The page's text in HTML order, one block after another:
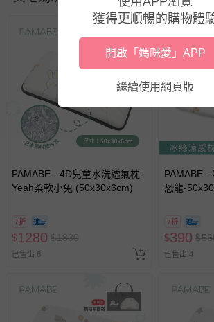
至媽咪愛 LINE@客服ID: @mamilove
與服務，謝謝。
針對滿件折/滿額贈…等活動，如因部份
留商品未達活動門檻，將以原價計算，
部分商品依據消費者保護法的規定，不
豫期範圍：
易於腐敗、保存期限較短或解約時
商品、食品等）。
客製化商品（例如客製生日書、姓名
經消費者拆封之影音商品或電腦軟體
非以有形媒介提供之數位內容或一
上服務，經消費者事先同意始提供（
戲或活動點數等）。
PAMABE - 4D兒童水洗透氣枕-
Yeah柔軟小兔 (50x30x6cm)
7折
$1280 $1830
已售出 6
PAMABE -
恐龍-
7折
$390 $
已售出 4
獲得更順暢的購物體
開啟「媽咪愛」APP
繼續使用網頁版